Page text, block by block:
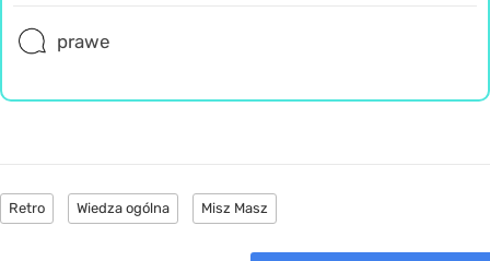
prawe
Retro Wiedza ogólna Misz Masz